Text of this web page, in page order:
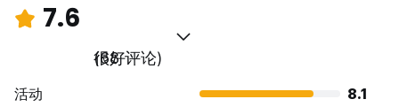
7.6
很好
(68 评论)
活动
8.1